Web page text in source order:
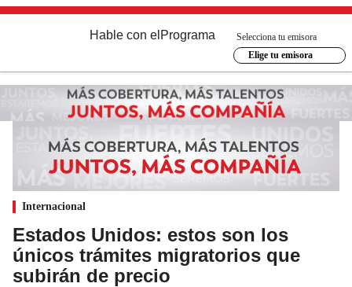
Hable con el Programa
Selecciona tu emisora
Elige tu emisora
Internacional
Estados Unidos: estos son los
únicos trámites migratorios que
subirán de precio